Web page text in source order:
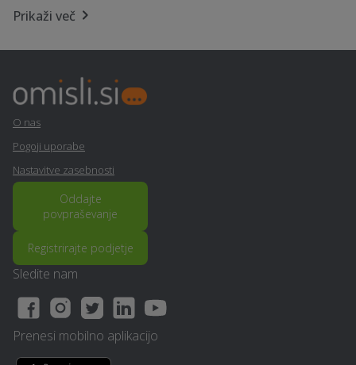
Nagrobni spomenik -
vgradnja vrat - Semic
Polaganje tlakovcev -
Semic
Nezgodno zavarovanje -
Semic
Ozvočenje in razsvetljava
prireditev - Semic
Elektro meritve - Semic
Prikaži več
O nas
Pogoji uporabe
Nastavitve zasebnosti
Oddajte
povpraševanje
Registrirajte podjetje
Sledite nam
Prenesi mobilno aplikacijo